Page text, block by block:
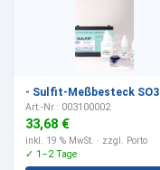
- Sulfit-Meßbesteck SO3
Art.-Nr.: 003100002
33,68 €
inkl. 19 % MwSt. · zzgl. Porto
✓ 1–2 Tage